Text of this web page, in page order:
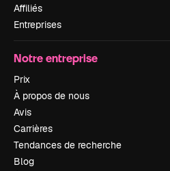
Affiliés
Entreprises
Notre entreprise
Prix
À propos de nous
Avis
Carrières
Tendances de recherche
Blog